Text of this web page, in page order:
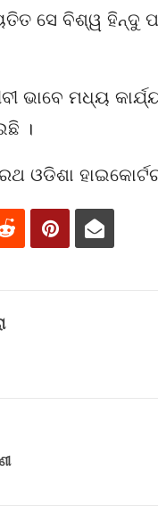
ସେ ବିଶ୍ୱ
ଭାବେ ମଧ୍ୟ
।
ଓଡିଶା